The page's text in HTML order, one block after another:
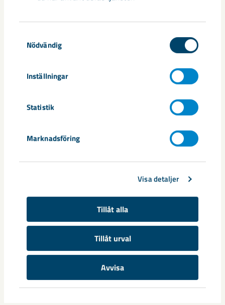
Nödvändig
Inställningar
Statistik
Marknadsföring
Visa detaljer
Tillåt alla
Tillåt urval
Avvisa
Kiruna samhällsengagemang
Relaterat innehåll
Sibirien-området i gamla Kiruna
centrum avvecklas under 2026